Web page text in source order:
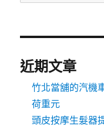
近期文章
竹北當舖的汽機
荷重元
頭皮按摩生髮器